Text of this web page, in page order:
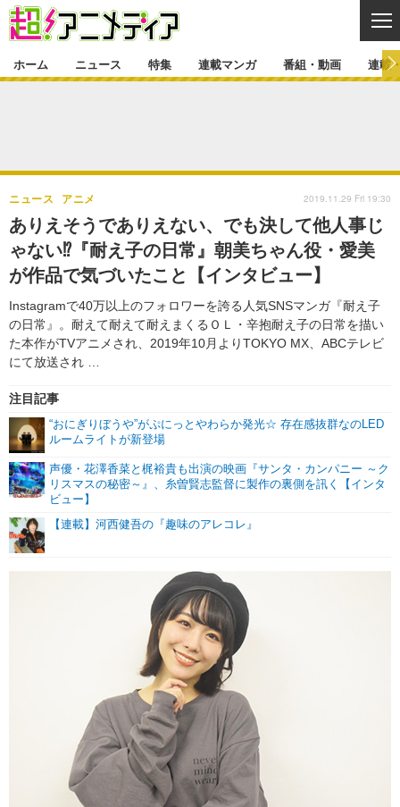
ゲーム・アプリ マンガ
グッズ イベント
声優 コスプレ
舞台 新帝スタ
特集一覧 カバー
ラキりす
連載マンガ
連載一覧
番組・動画
番組・動画一覧 ラジオ
動画
連載・ブログ
連載・ブログ一覧 コラム
編集部ブログ・お知らせ
ホーム ニュース 特集 連載マンガ 番組・動画 連載
ありえそうでありえない、でも決して他人事じ
ゃない⁉『耐え子の日常』朝美ちゃん役・愛美
が作品で気づいたこと【インタビュー】
Instagramで40万以上のフォロワーを誇る人気SNSマンガ『耐え子
の日常』。耐えて耐えて耐えまくるＯＬ・辛抱耐え子の日常を描い
た本作がTVアニメされ、2019年10月よりTOKYO MX、ABCテレビ
にて放送され …
ニュース アニメ
注目記事
“おにぎりぼうや”がぷにっとやわらか発光☆ 存在感抜群なのLED
ルームライトが新登場
声優・花澤香菜と梶裕貴も出演の映画『サンタ・カンパニー ～ク
リスマスの秘密～』、糸曽賢志監督に製作の裏側を訊く【インタ
ビュー】
【連載】河西健吾の『趣味のアレコレ』
2019.11.29 Fri 19:30